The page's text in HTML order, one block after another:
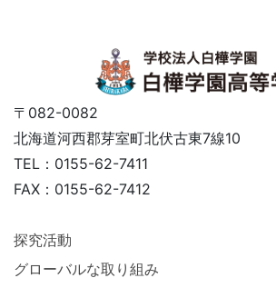
〒082-0082
北海道河西郡芽室町北伏古東7線10
TEL：0155-62-7411
FAX：0155-62-7412
探究活動
グローバルな取り組み